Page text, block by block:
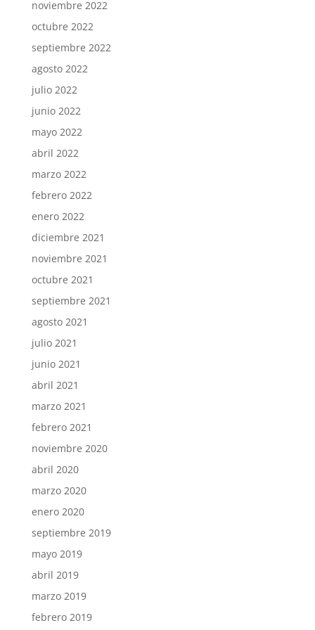
noviembre 2022
octubre 2022
septiembre 2022
agosto 2022
julio 2022
junio 2022
mayo 2022
abril 2022
marzo 2022
febrero 2022
enero 2022
diciembre 2021
noviembre 2021
octubre 2021
septiembre 2021
agosto 2021
julio 2021
junio 2021
abril 2021
marzo 2021
febrero 2021
noviembre 2020
abril 2020
marzo 2020
enero 2020
septiembre 2019
mayo 2019
abril 2019
marzo 2019
febrero 2019